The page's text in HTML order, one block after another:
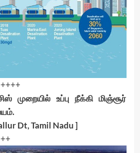
முறையில் உப்பு நீக்கி மிஞ்சூர்
Dt, Tamil Nadu ]